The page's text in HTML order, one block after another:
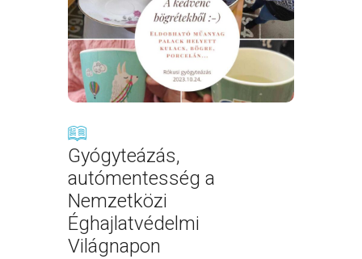
Gyógyteázás,
autómentesség a
Nemzetközi
Éghajlatvédelmi
Világnapon